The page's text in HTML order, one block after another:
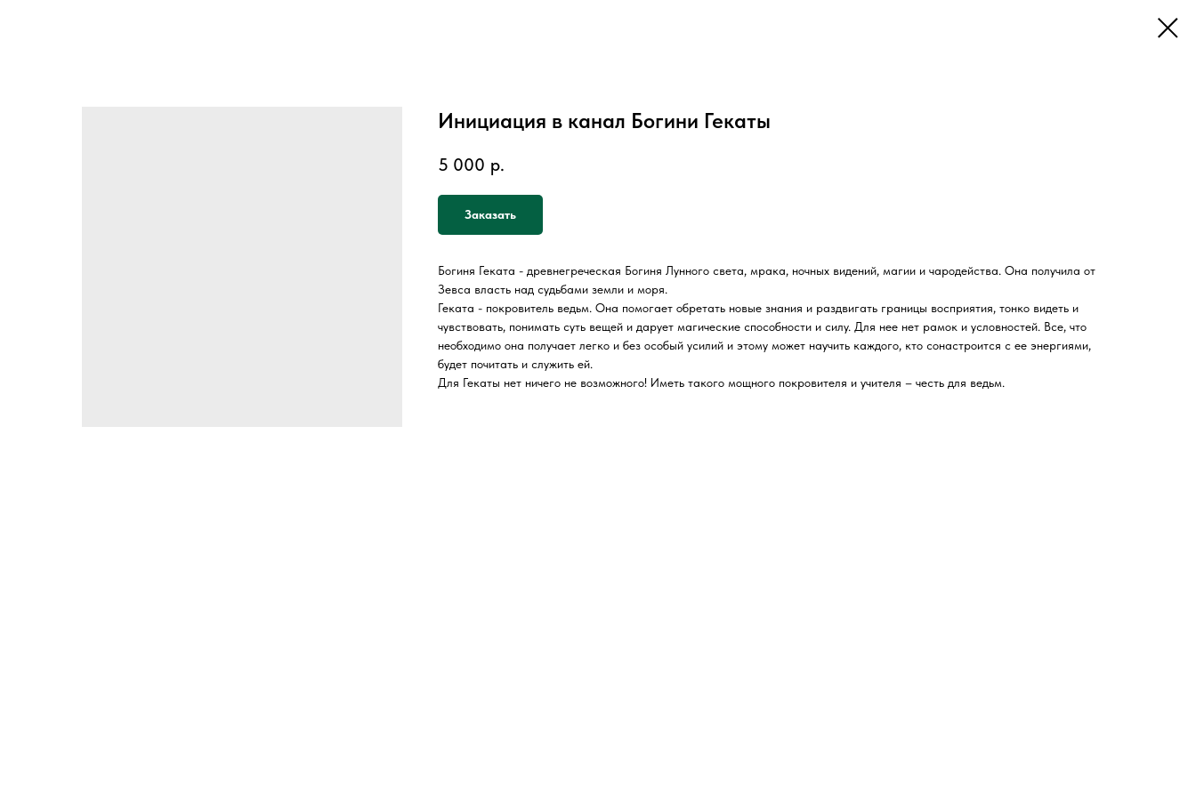
Инициация в канал Богини Гекаты
5 000 р.
Заказать
Богиня Геката - древнегреческая Богиня Лунного света, мрака, ночных видений, магии и чародейства. Она получила от
Зевса власть над судьбами земли и моря.
Геката - покровитель ведьм. Она помогает обретать новые знания и раздвигать границы восприятия, тонко видеть и
чувствовать, понимать суть вещей и дарует магические способности и силу. Для нее нет рамок и условностей. Все, что
необходимо она получает легко и без особый усилий и этому может научить каждого, кто сонастроится с ее энергиями,
будет почитать и служить ей.
Для Гекаты нет ничего не возможного! Иметь такого мощного покровителя и учителя – честь для ведьм.